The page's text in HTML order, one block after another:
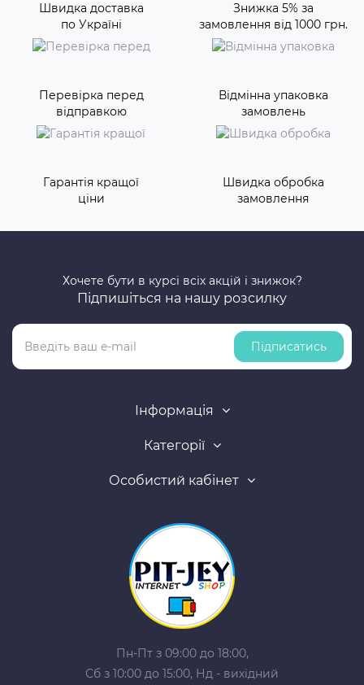
Швидка доставка
по Україні
Знижка 5% за
замовлення від 1000 грн.
Перевірка перед
відправкою
Відмінна упаковка
замовлень
Гарантія кращої
ціни
Швидка обробка
замовлення
Хочете бути в курсі всіх акцій і знижок?
Підпишіться на нашу розсилку
Підписатись
Інформація
Категорії
Особистий кабінет
Пн-Пт з 09:00 до 18:00,
Сб з 10:00 до 15:00, Нд - вихідний